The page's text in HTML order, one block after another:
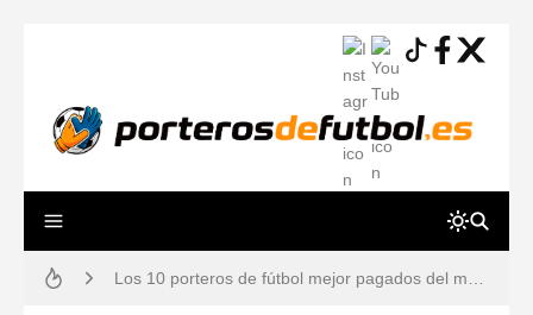
Los 10 porteros de fútbol mejor pagados del mundo en 2026 (Ranking y Sueldos)